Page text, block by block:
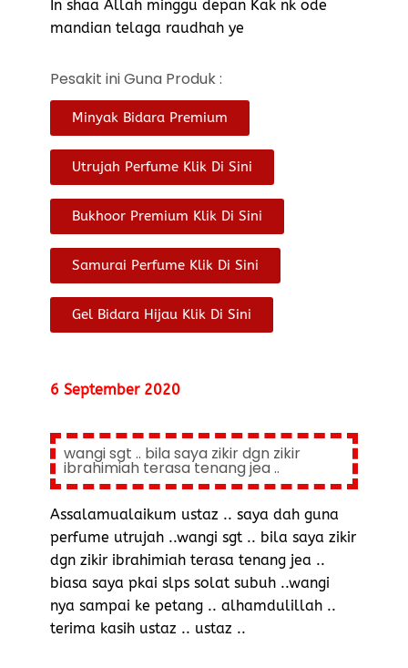
In shaa Allah minggu depan Kak nk ode
mandian telaga raudhah ye
Pesakit ini Guna Produk :
Minyak Bidara Premium
Utrujah Perfume Klik Di Sini
Bukhoor Premium Klik Di Sini
Samurai Perfume Klik Di Sini
Gel Bidara Hijau Klik Di Sini
6 September 2020
wangi sgt .. bila saya zikir dgn zikir
ibrahimiah terasa tenang jea ..
Assalamualaikum ustaz .. saya dah guna
perfume utrujah ..wangi sgt .. bila saya zikir
dgn zikir ibrahimiah terasa tenang jea ..
biasa saya pkai slps solat subuh ..wangi
nya sampai ke petang .. alhamdulillah ..
terima kasih ustaz .. ustaz ..